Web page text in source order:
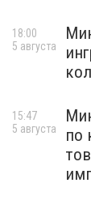
18:00
5 августа
по
15:47
5 августа